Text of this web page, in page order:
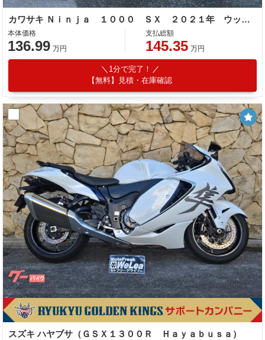
カワサキ Ｎｉｎｊａ １０００ ＳＸ ２０２１年 ウッドストックバックステップ アクティブフェンダーレスキット Ｅ／ＧスライダーＥＴＣ２．０
本体価格
136.99 万円
支払総額
145.35 万円
1分で完了！
【無料】見積・在庫確認
スズキ ハヤブサ（ＧＳＸ１３００Ｒ Ｈａｙａｂｕｓａ）